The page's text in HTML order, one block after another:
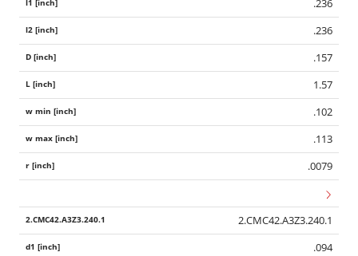
.236
.236
.157
1.57
.102
.113
.0079
2.CMC42.A3Z3.240.1
.094